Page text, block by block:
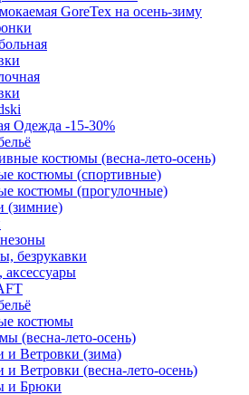
GoreTex на осень-зиму
Одежда -15-30%
костюмы (весна-лето-осень)
костюмы (спортивные)
костюмы (прогулочные)
(зимние)
безрукавки
костюмы
(весна-лето-осень)
и Ветровки (зима)
и Ветровки (весна-лето-осень)
и Брюки